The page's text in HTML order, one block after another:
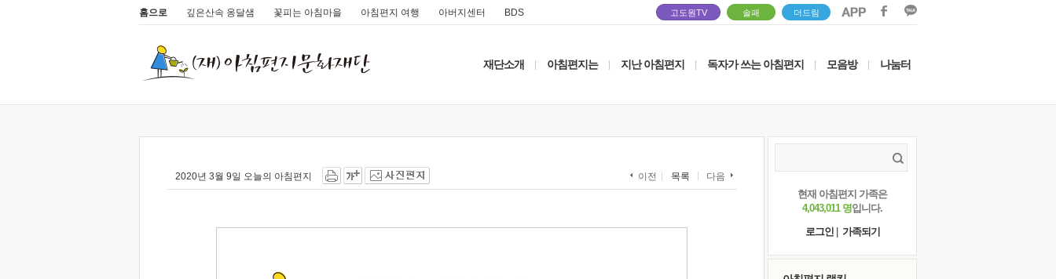
홈으로 깊은산속 옹달샘 꽃피는 아침마을 아침편지 여행 아버지센터 BDS 고도원TV 솔패 더드림
재단소개 아침편지는 지난 아침편지 독자가 쓰는 아침편지 모음방 나눔터
2020년 3월 9일 오늘의 아침편지 이전 목록 다음
현재 아침편지 가족은
4,043,011 명입니다.
로그인
가족되기